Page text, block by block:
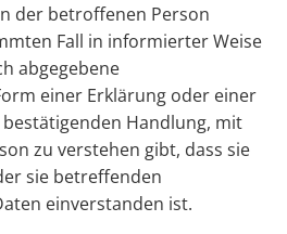
der betroffenen Person
Fall in informierter Weise
abgegebene
einer Erklärung oder einer
Handlung, mit
zu verstehen gibt, dass sie
sie betreffenden
einverstanden ist.